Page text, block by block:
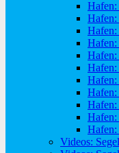
Hafen:
Hafen:
Hafen:
Hafen:
Hafen:
Hafen:
Hafen:
Videos: